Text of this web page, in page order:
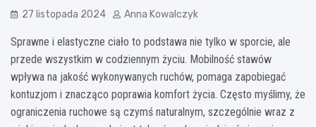
27 listopada 2024 Anna Kowalczyk
Sprawne i elastyczne ciało to podstawa nie tylko w sporcie, ale
przede wszystkim w codziennym życiu. Mobilność stawów
wpływa na jakość wykonywanych ruchów, pomaga zapobiegać
kontuzjom i znacząco poprawia komfort życia. Często myślimy, że
ograniczenia ruchowe są czymś naturalnym, szczególnie wraz z